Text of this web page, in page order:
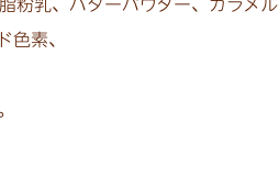
粉乳、バターパウダー、カラメル
色素、